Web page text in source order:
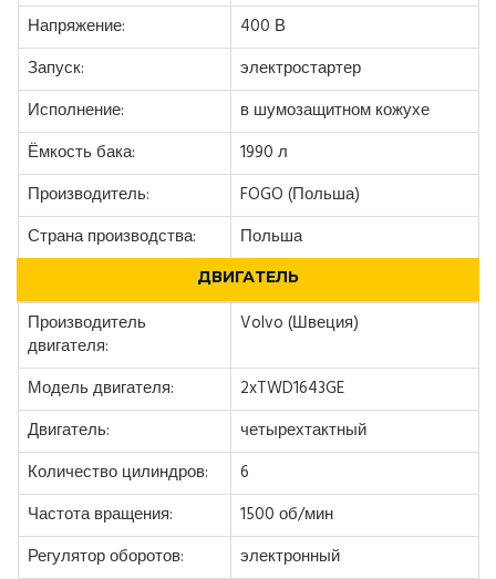
Напряжение:
400 В
Запуск:
электростартер
Исполнение:
в шумозащитном кожухе
Ёмкость бака:
1990 л
Производитель:
FOGO (Польша)
Страна производства:
Польша
ДВИГАТЕЛЬ
Производитель
двигателя:
Volvo (Швеция)
Модель двигателя:
2xTWD1643GE
Двигатель:
четырехтактный
Количество цилиндров:
6
Частота вращения:
1500 об/мин
Регулятор оборотов:
электронный